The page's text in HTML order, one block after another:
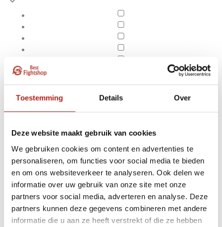
Toestemming Details Over
Deze website maakt gebruik van cookies
We gebruiken cookies om content en advertenties te
personaliseren, om functies voor social media te bieden
en om ons websiteverkeer te analyseren. Ook delen we
informatie over uw gebruik van onze site met onze
partners voor social media, adverteren en analyse. Deze
partners kunnen deze gegevens combineren met andere
informatie die u aan ze heeft verstrekt of die ze hebben
Apply filters
Producten getagd met
blauw-wit Kickbokspak
Producten
Filter